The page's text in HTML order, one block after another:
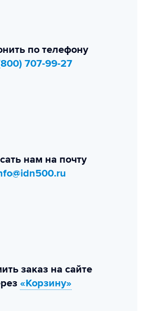
по телефону
707-99-27
нам на почту
заказ на сайте
«Корзину»